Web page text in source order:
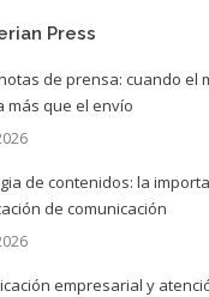
Press
de prensa: cuando el
más que el envío
de contenidos: la
de comunicación
empresarial y